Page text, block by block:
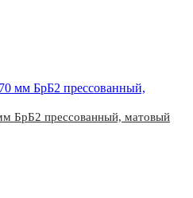
БрБ2 прессованный, матовый